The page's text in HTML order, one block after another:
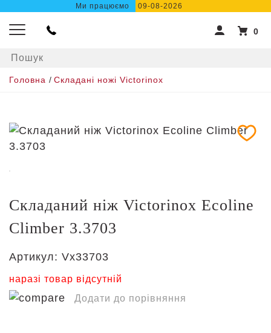
Ми працюємо 09-08-2026
0
Головна / Складані ножі Victorinox
Складаний ніж Victorinox Ecoline
Climber 3.3703
Артикул: Vx33703
наразі товар відсутній
Додати до порівняння